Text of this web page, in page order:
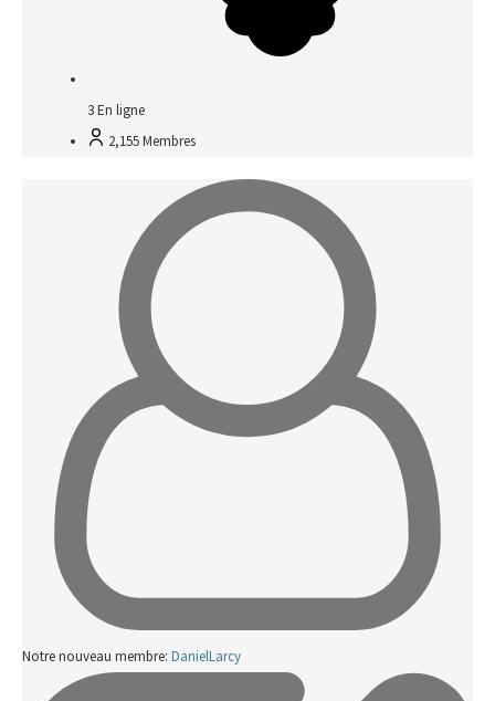
3En ligne
2,155Membres
Notre nouveau membre: DanielLarcy